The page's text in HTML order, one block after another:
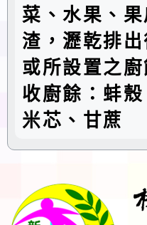
菜、水果、
渣，瀝乾排
或所設置之
收廚餘：蚌
米芯、甘蔗